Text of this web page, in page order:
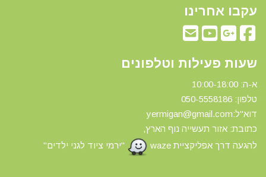
עקבו אחרינו
שעות פעילות וטלפונים
א-ה: 10:00-18:00
טלפון: 0 50-5558186
דוא"ל:yermigan@gmail.com
כתובת: אזור תעשייה נוף הארץ,
להגעה דרך אפליקציית waze
"ירמי ציוד לגני ילדים"